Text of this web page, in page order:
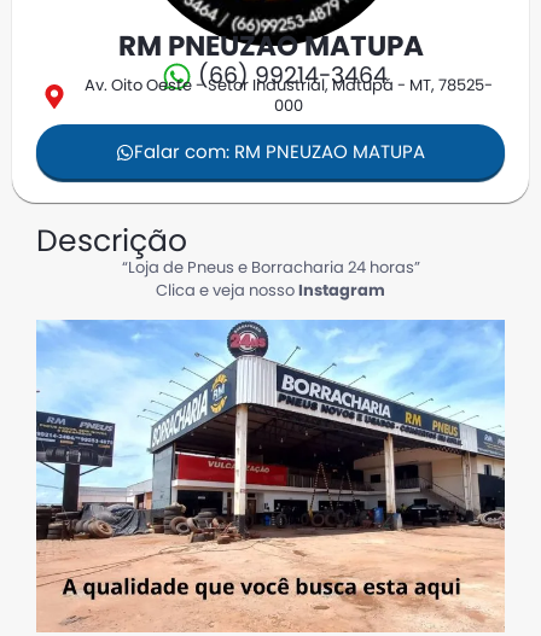
RM PNEUZAO MATUPA
(66) 99214-3464
Av. Oito Oeste - Setor Industrial, Matupá - MT, 78525-
000
Falar com: RM PNEUZAO MATUPA
Descrição
“Loja de Pneus e Borracharia 24 horas”
Clica e veja nosso Instagram